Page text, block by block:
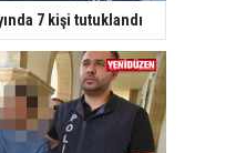
7 kişi tutuklandı